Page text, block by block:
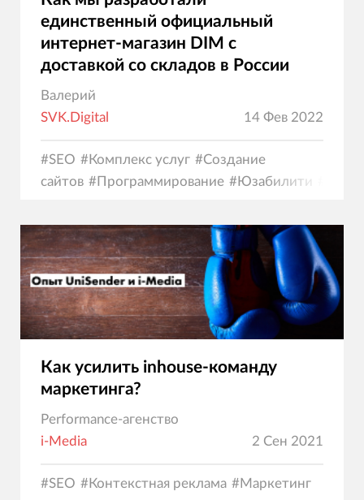
единственный официальный
интернет-магазин DIM с
доставкой со складов в России
Валерий
SVK.Digital
14 Фев 2022
#SEO #Комплекс услуг #Создание
сайтов #Программирование #Юзабилити
Как усилить inhouse-команду
маркетинга?
Performance-агенство
i-Media
2 Сен 2021
#SEO #Контекстная реклама #Маркетинг